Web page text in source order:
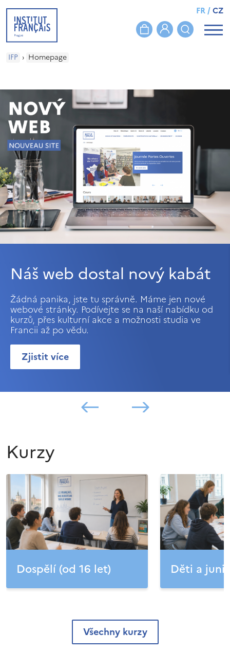
FR/CZ
IFP › Homepage
Náš web dostal nový kabát
Žádná panika, jste tu správně. Máme jen nové
webové stránky. Podívejte se na naší nabídku od
kurzů, přes kulturní akce a možnosti studia ve
Francii až po vědu.
Zjistit více
Kurzy
Dospělí (od 16 let) Děti a
Všechny kurzy